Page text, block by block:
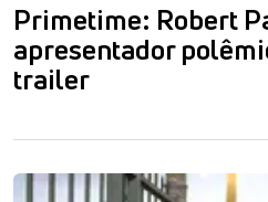
Primetime: Robert
apresentador
trailer